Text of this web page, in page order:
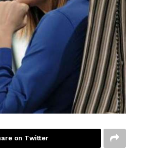
on Twitter